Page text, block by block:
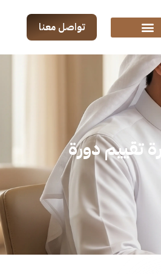
تواصل معنا
تقييم دورة